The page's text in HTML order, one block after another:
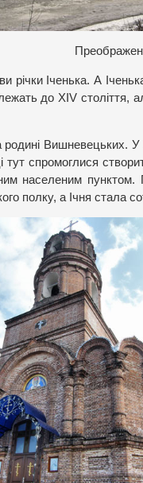
річки Іченька. А
до XIV століття,
Вишневецьких. У
тут спромоглися
населеним пунктом.
полку, а Ічня стала